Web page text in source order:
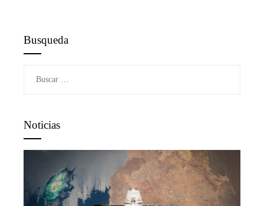
Busqueda
Noticias